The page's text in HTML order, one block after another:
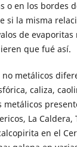
o en los bordes
si la misma
de evaporitas
que fué así.
metálicos
caliza,
metálicos
La
en el